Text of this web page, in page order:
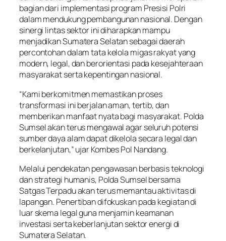
bagian dari implementasi program Presisi Polri
dalam mendukung pembangunan nasional. Dengan
sinergi lintas sektor ini diharapkan mampu
menjadikan Sumatera Selatan sebagai daerah
percontohan dalam tata kelola migas rakyat yang
modern, legal, dan berorientasi pada kesejahteraan
masyarakat serta kepentingan nasional.
“Kami berkomitmen memastikan proses
transformasi ini berjalan aman, tertib, dan
memberikan manfaat nyata bagi masyarakat. Polda
Sumsel akan terus mengawal agar seluruh potensi
sumber daya alam dapat dikelola secara legal dan
berkelanjutan,” ujar Kombes Pol Nandang.
Melalui pendekatan pengawasan berbasis teknologi
dan strategi humanis, Polda Sumsel bersama
Satgas Terpadu akan terus memantau aktivitas di
lapangan. Penertiban difokuskan pada kegiatan di
luar skema legal guna menjamin keamanan
investasi serta keberlanjutan sektor energi di
Sumatera Selatan.